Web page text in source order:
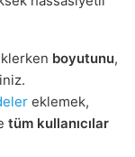
boyutunu,
eklemek,
tüm kullanıcılar